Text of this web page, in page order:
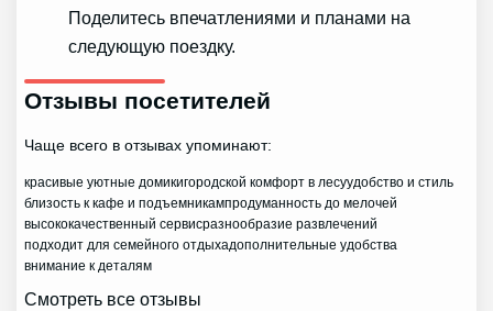
Поделитесь впечатлениями и планами на
следующую поездку.
Отзывы посетителей
Чаще всего в отзывах упоминают:
красивые уютные домикигородской комфорт в лесуудобство и стиль
близость к кафе и подъемникампродуманность до мелочей
высококачественный сервисразнообразие развлечений
подходит для семейного отдыхадополнительные удобства
внимание к деталям
Смотреть все отзывы